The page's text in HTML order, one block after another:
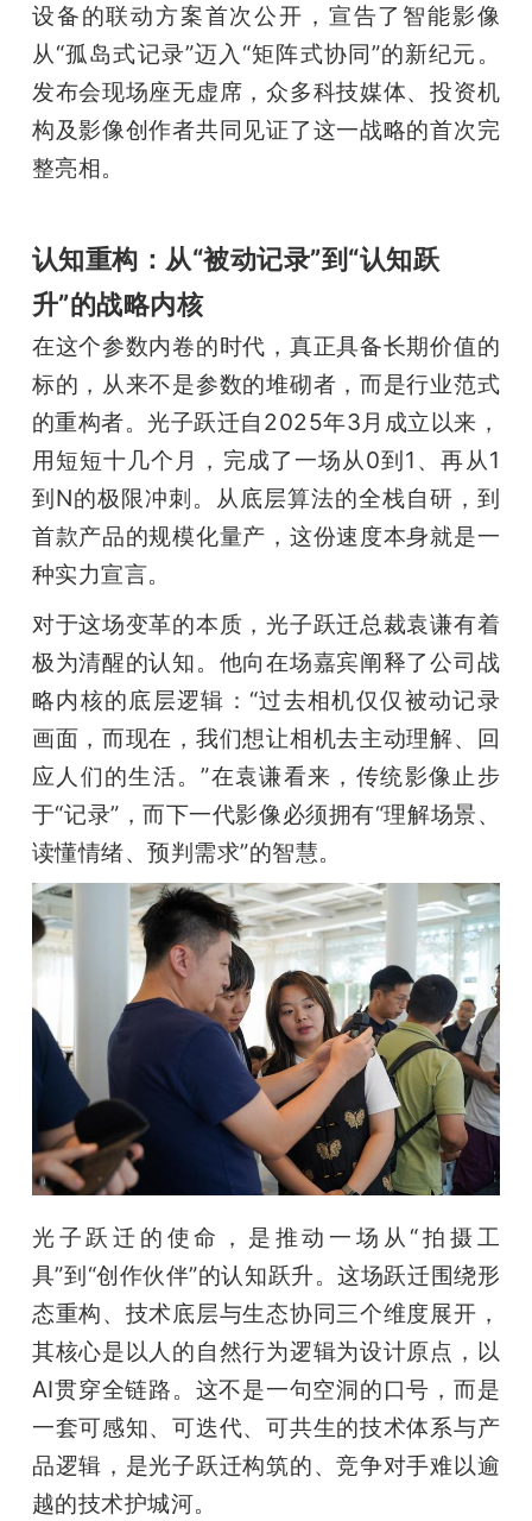
搞
机
设备的联动方案首次公开，宣告了智能影像
从“孤岛式记录”迈入“矩阵式协同”的新纪元。
发布会现场座无虚席，众多科技媒体、投资机
构及影像创作者共同见证了这一战略的首次完
整亮相。
认知重构：从“被动记录”到“认知跃
升”的战略内核
在这个参数内卷的时代，真正具备长期价值的
标的，从来不是参数的堆砌者，而是行业范式
的重构者。光子跃迁自2025年3月成立以来，
用短短十几个月，完成了一场从0到1、再从1
到N的极限冲刺。从底层算法的全栈自研，到
首款产品的规模化量产，这份速度本身就是一
种实力宣言。
对于这场变革的本质，光子跃迁总裁袁谦有着
极为清醒的认知。他向在场嘉宾阐释了公司战
略内核的底层逻辑：“过去相机仅仅被动记录
画面，而现在，我们想让相机去主动理解、回
应人们的生活。”在袁谦看来，传统影像止步
于“记录”，而下一代影像必须拥有“理解场景、
读懂情绪、预判需求”的智慧。
光子跃迁的使命，是推动一场从“拍摄工
具”到“创作伙伴”的认知跃升。这场跃迁围绕形
态重构、技术底层与生态协同三个维度展开，
其核心是以人的自然行为逻辑为设计原点，以
AI贯穿全链路。这不是一句空洞的口号，而是
一套可感知、可迭代、可共生的技术体系与产
品逻辑，是光子跃迁构筑的、竞争对手难以逾
越的技术护城河。